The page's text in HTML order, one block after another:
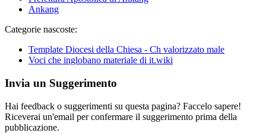
Ankang
Categorie nascoste:
Template Diocesi della Chiesa - Ch valorizzato male
Voci che inglobano materiale di it.wiki
Invia un Suggerimento
Hai feedback o suggerimenti su questa pagina? Faccelo sapere!
Riceverai un'email per confermare il suggerimento prima della
pubblicazione.